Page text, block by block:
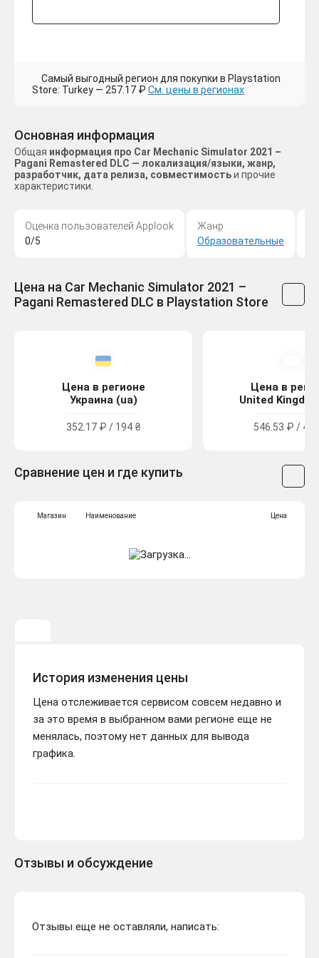
Самый выгодный регион для покупки в Playstation
Store: Turkey — 257.17 ₽ См. цены в регионах
Основная информация
Общая информация про Car Mechanic Simulator 2021 –
Pagani Remastered DLC — локализация/языки, жанр,
разработчик, дата релиза, совместимостьи прочие
характеристики.
Оценка пользователей Applook
0/5
Жанр
Образовательные
Цена на Car Mechanic Simulator 2021 –
Pagani Remastered DLC в Playstation Store
Цена в регионе
Украина (ua)
352.17 ₽ / 194 ₴
Цена в
United
546.53 ₽ /
Сравнение цен и где купить
Магазин Наименование Цена
История изменения цены
Цена отслеживается сервисом совсем недавно и
за это время в выбранном вами регионе еще не
менялась, поэтому нет данных для вывода
графика.
Отзывы и обсуждение
Отзывы еще не оставляли, написать: